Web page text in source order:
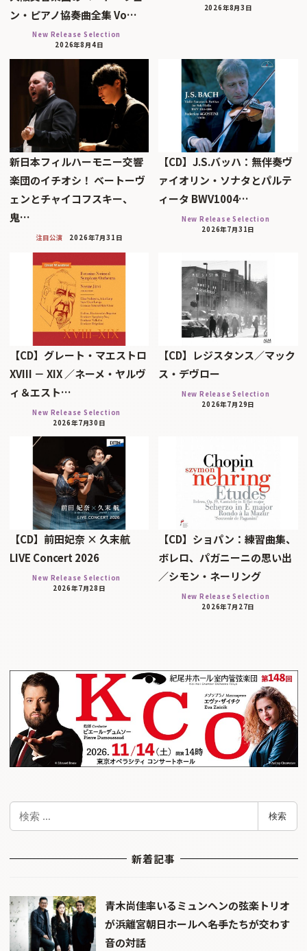
ン・ピアノ協奏曲全集 Vo…
New Release Selection
2026年8月4日
2026年8月3日
新日本フィルハーモニー交響
楽団のイチオシ！ ベートーヴ
ェンとチャイコフスキー、
鬼…
注目公演 2026年7月31日
【CD】J.S.バッハ：無伴奏ヴ
ァイオリン・ソナタとパルテ
ィータ BWV1004…
New Release Selection
2026年7月31日
【CD】グレート・マエストロ
XVIII － XIX ／ネーメ・ヤルヴ
ィ＆エスト…
New Release Selection
2026年7月30日
【CD】レジスタンス／マック
ス・デヴロー
New Release Selection
2026年7月29日
【CD】前田妃奈 × 久末航
LIVE Concert 2026
New Release Selection
2026年7月28日
【CD】ショパン：練習曲集、
ボレロ、パガニーニの思い出
／シモン・ネーリング
New Release Selection
2026年7月27日
検
検索
新着記事
青木尚佳率いるミュンヘンの弦楽トリオ
が浜離宮朝日ホールへ――名手たちが交わす
音の対話